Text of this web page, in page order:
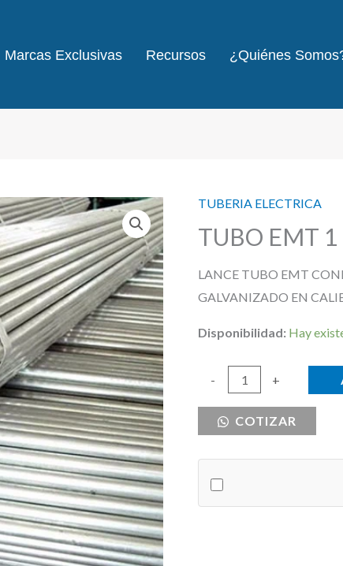
Marcas Exclusivas Recursos ¿Quiénes
TUBERIA ELECTRICA
TUBO EMT
LANCE TUBO EMT
GALVANIZADO EN
Disponibilidad: Hay
-
cantidad
+
COTIZAR